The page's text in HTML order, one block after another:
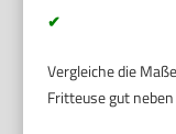
✔
Vergleiche die
Fritteuse gut